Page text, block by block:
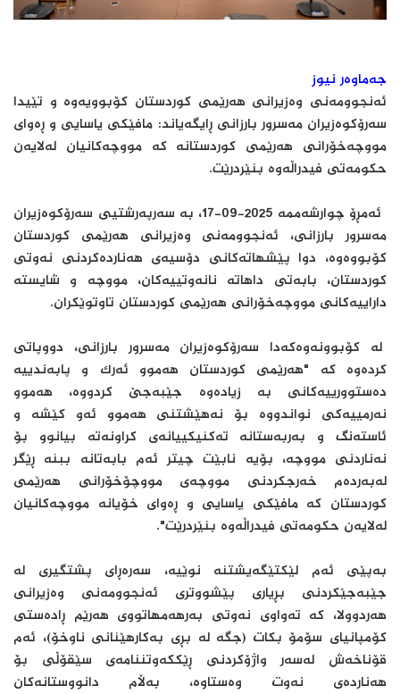
جەماوەر نیوز
ئەنجوومەنی وەزیرانی هەرێمی کوردستان کۆبوویەوە و تێیدا
سەرۆکوەزیران مەسرور بارزانی ڕایگەیاند: مافێکی یاسایی و ڕەوای
مووچەخۆرانی هەرێمی کوردستانە کە مووچەکانیان لەلایەن
حکومەتی فیدراڵەوە بنێردرێت.
ئەمڕۆ چوارشەممە 2025-09-17، بە سەرپەرشتیی سەرۆکوەزیران
مەسرور بارزانی، ئەنجوومەنی وەزیرانی هەرێمی کوردستان
کۆبووەوە، دوا پێشهاتەکانی دۆسیەی هەناردەکردنی نەوتی
کوردستان، بابەتی داهاتە نانەوتییەکان، مووچە و شایستە
داراییەکانی مووچەخۆرانی هەرێمی کوردستان تاوتوێکران.
لە کۆبوونەوەکەدا سەرۆکوەزیران مەسرور بارزانی، دووپاتی
کردەوە کە "هەرێمی کوردستان هەموو ئەرک و پابەندییە
دەستوورییەکانی بە زیادەوە جێبەجێ کردووە، هەموو
نەرمییەکی نواندووە بۆ نەهێشتنی هەموو ئەو کێشە و
ئاستەنگ و بەربەستانە تەکنیکییانەی کراونەتە بیانوو بۆ
نەناردنی مووچە، بۆیە نابێت چیتر ئەم بابەتانە ببنە ڕێگر
لەبەردەم خەرجکردنی مووچەی مووچۆخۆرانی هەرێمی
کوردستان کە مافێکی یاسایی و ڕەوای خۆیانە مووچەکانیان
لەلایەن حکومەتی فیدراڵەوە بنێردرێت".
بەپێی ئەم لێکتێگەیشتنە نوێیە، سەرەڕای پشتگیری لە
جێبەجێکردنی بڕیاری پێشووتری ئەنجوومەنی وەزیرانی
هەردوولا، کە تەواوی نەوتی بەرهەمهاتووی هەرێم ڕادەستی
کۆمپانیای سۆمۆ بکات (جگە لە بڕی بەکارهێنانی ناوخۆ)، ئەم
قۆناخەش لەسەر واژۆکردنی ڕێککەوتننامەی سێقۆڵی بۆ
هەناردەی نەوت وەستاوە، بەڵام دانووستانەکان